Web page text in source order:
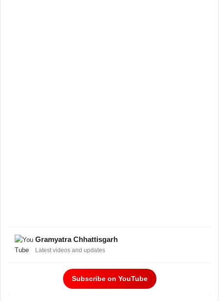
Gramyatra Chhattisgarh
Latest videos and updates
Subscribe on YouTube